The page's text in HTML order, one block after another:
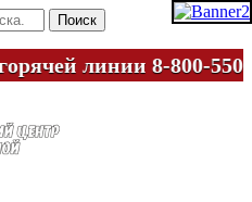
Поиск
линии8-800-550-09-